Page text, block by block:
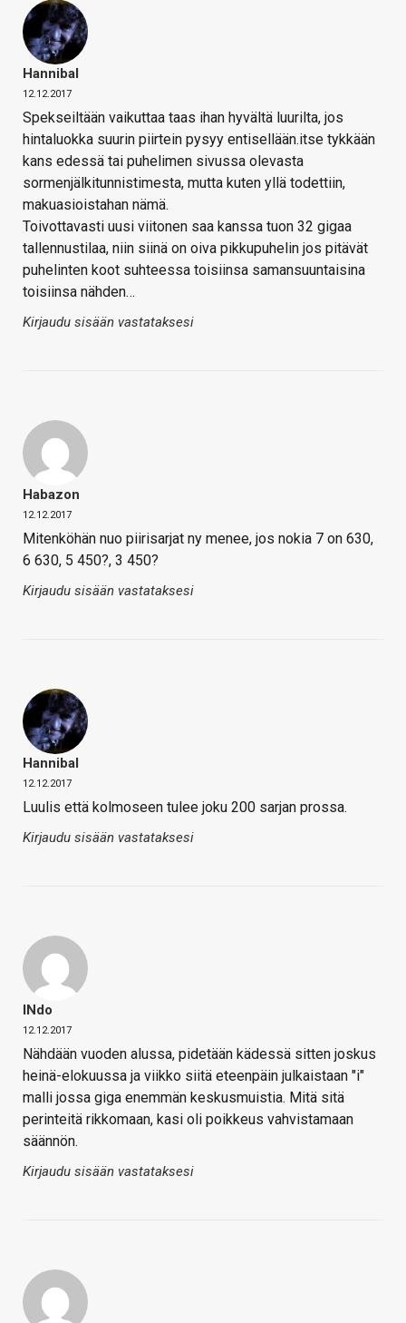
Hannibal
12.12.2017
Spekseiltään vaikuttaa taas ihan hyvältä luurilta, jos
hintaluokka suurin piirtein pysyy entisellään.itse tykkään
kans edessä tai puhelimen sivussa olevasta
sormenjälkitunnistimesta, mutta kuten yllä todettiin,
makuasioistahan nämä.
Toivottavasti uusi viitonen saa kanssa tuon 32 gigaa
tallennustilaa, niin siinä on oiva pikkupuhelin jos pitävät
puhelinten koot suhteessa toisiinsa samansuuntaisina
toisiinsa nähden…
Kirjaudu sisään vastataksesi
Habazon
12.12.2017
Mitenköhän nuo piirisarjat ny menee, jos nokia 7 on 630,
6 630, 5 450?, 3 450?
Kirjaudu sisään vastataksesi
Hannibal
12.12.2017
Luulis että kolmoseen tulee joku 200 sarjan prossa.
Kirjaudu sisään vastataksesi
INdo
12.12.2017
Nähdään vuoden alussa, pidetään kädessä sitten joskus
heinä-elokuussa ja viikko siitä eteenpäin julkaistaan "i"
malli jossa giga enemmän keskusmuistia. Mitä sitä
perinteitä rikkomaan, kasi oli poikkeus vahvistamaan
säännön.
Kirjaudu sisään vastataksesi